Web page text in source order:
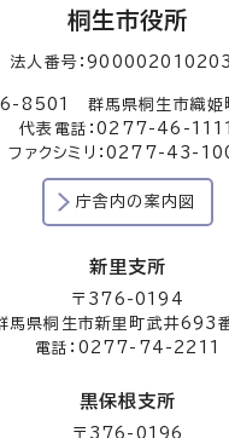
桐生市役所
法人番号：
8501 群馬県桐生市織姫
代表電話：0277-46-1111
ファクシミリ：0277-43-
庁舎内の案内図
新里支所
〒376-0194
馬県桐生市新里町武井693
電話：0277-74-2211
黒保根支所
〒376-0196